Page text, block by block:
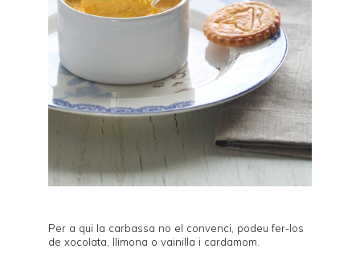
Per a qui la carbassa no el convenci, podeu fer-los
de xocolata llimona o vainilla i cardamom